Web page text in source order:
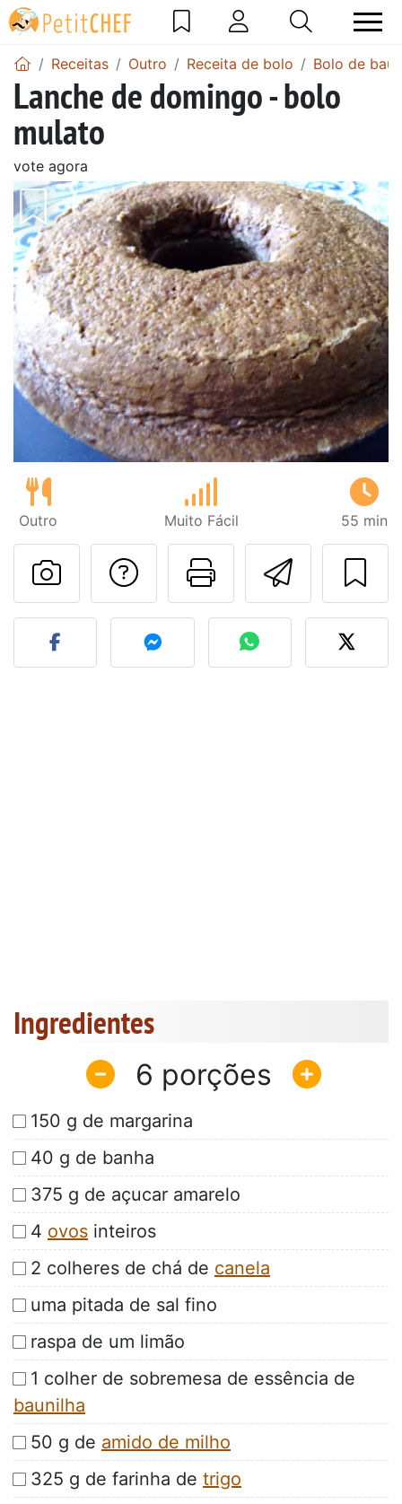
Receitas Outro Receita de bolo Bolo de
Lanche de domingo - bolo
mulato
vote agora
Outro Muito Fácil 55 min
Imprima
Falar com o autor
Fez esta receita?
Ingredientes
6
150 g de margarina
40 g de banha
375 g de açucar amarelo
4 ovos inteiros
2 colheres de chá de canela
uma pitada de sal fino
raspa de um limão
1 colher de sobremesa de essência de
baunilha
50 g de amido de milho
325 g de farinha de trigo